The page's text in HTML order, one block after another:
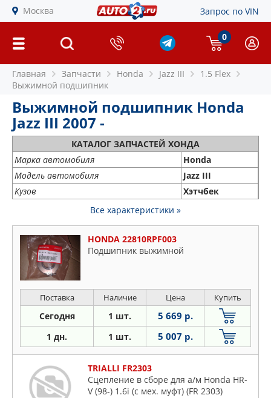
Москва Запрос по VIN
0
Главная Запчасти Honda Jazz III
1.5 Flex
Выжимной подшипник
Выжимной подшипник Honda
Jazz III 2007 -
КАТАЛОГ ЗАПЧАСТЕЙ ХОНДА
Марка автомобиля
Honda
Модель автомобиля
Jazz III
Кузов
Хэтчбек
Все характеристики »
HONDA 22810RPF003
Подшипник выжимной
Поставка Наличие Цена Купить
Сегодня 1 шт. 5 669 р.
1 дн. 1 шт. 5 007 р.
TRIALLI FR2303
Сцепление в сборе для а/м Honda HR-
V (98-) 1.6i (с мех. муфт) (FR 2303)